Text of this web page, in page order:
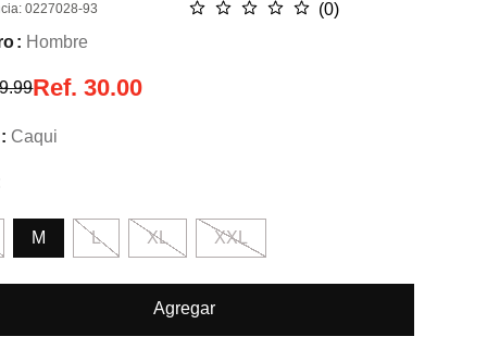
:0227028-93 ☆ ☆ ☆ ☆ ☆ (0)
Hombre
Ref.30.00
Caqui
L
M XL XXL
Agregar